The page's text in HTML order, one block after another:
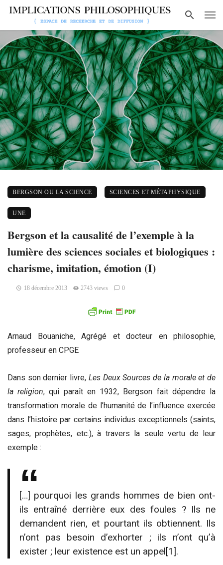
BERGSON OU LA SCIENCE SCIENCES ET MÉTAPHYSIQUE
UNE
Bergson et la causalité de l’exemple à la
lumière des sciences sociales et biologiques :
charisme, imitation, émotion (I)
18 décembre 2013 2743 views 0
Arnaud Bouaniche, Agrégé et docteur en philosophie,
professeur en CPGE
Dans son dernier livre, Les Deux Sources de la morale et de
la religion, qui paraît en 1932, Bergson fait dépendre la
transformation morale de l’humanité de l’influence exercée
dans l’histoire par certains individus exceptionnels (saints,
sages, prophètes, etc.), à travers la seule vertu de leur
exemple :
[…] pourquoi les grands hommes de bien ont-
ils entraîné derrière eux des foules ? Ils ne
demandent rien, et pourtant ils obtiennent. Ils
n’ont pas besoin d’exhorter ; ils n’ont qu’à
exister ; leur existence est un appel[1].